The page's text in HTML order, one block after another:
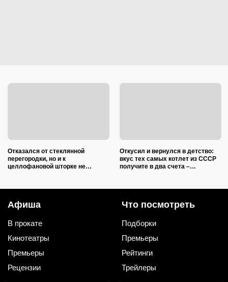
Отказался от стеклянной
перегородки, но и к
целлофановой шторке не
Откусил и вернулся в детство:
вкус тех самых котлет из СССР
получите в два счета –
Афиша
В прокате
Кинотеатры
Премьеры
Рецензии
Что посмотреть
Подборки
Премьеры
Рейтинги
Трейлеры